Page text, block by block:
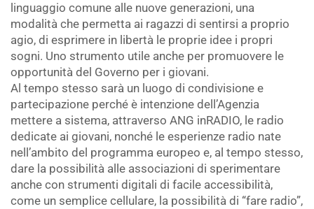
linguaggio comune alle nuove generazioni, una
modalità che permetta ai ragazzi di sentirsi a proprio
agio, di esprimere in libertà le proprie idee i propri
sogni. Uno strumento utile anche per promuovere le
opportunità del Governo per i giovani.
Al tempo stesso sarà un luogo di condivisione e
partecipazione perché è intenzione dell’Agenzia
mettere a sistema, attraverso ANG inRADIO, le radio
dedicate ai giovani, nonché le esperienze radio nate
nell’ambito del programma europeo e, al tempo stesso,
dare la possibilità alle associazioni di sperimentare
anche con strumenti digitali di facile accessibilità,
come un semplice cellulare, la possibilità di “fare radio”,